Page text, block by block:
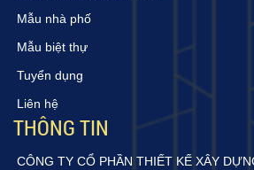
Mẫu nhà phố
Mẫu biệt thự
Tuyển dụng
Liên hệ
THÔNG TIN
CÔNG TY CỔ PHẦN THIẾT KẾ XÂY